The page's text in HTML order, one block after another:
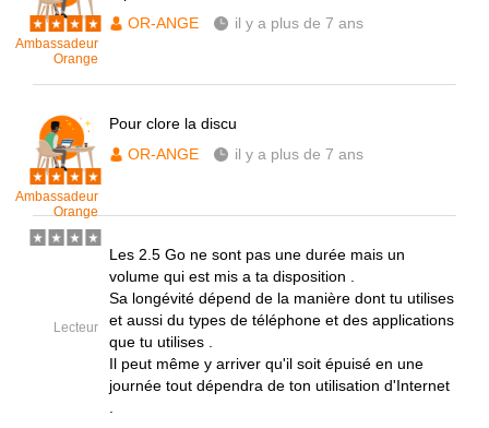
Ambassadeur
Orange
OR-ANGE
il y a plus de 7 ans
Ambassadeur
Orange
Pour clore la discu
OR-ANGE
il y a plus de 7 ans
Lecteur
Les 2.5 Go ne sont pas une durée mais un
volume qui est mis a ta disposition .
Sa longévité dépend de la manière dont tu utilises
et aussi du types de téléphone et des applications
que tu utilises .
Il peut même y arriver qu'il soit épuisé en une
journée tout dépendra de ton utilisation d'Internet